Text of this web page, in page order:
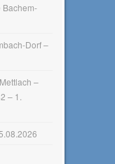
Bachem-
Dorf –
–
– 1.